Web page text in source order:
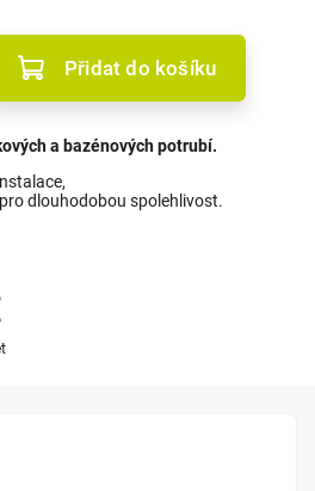
Přidat do košíku
a bazénových potrubí.
dlouhodobou spolehlivost.